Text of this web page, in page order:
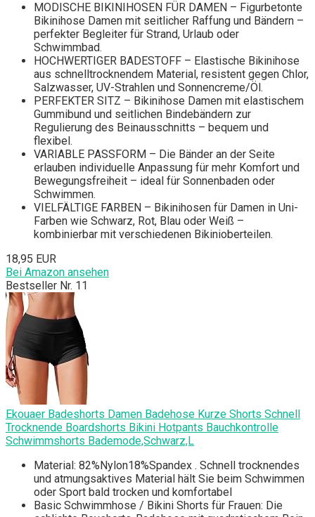
MODISCHE BIKINIHOSEN FÜR DAMEN – Figurbetonte
Bikinihose Damen mit seitlicher Raffung und Bändern –
perfekter Begleiter für Strand, Urlaub oder
Schwimmbad.
HOCHWERTIGER BADESTOFF – Elastische Bikinihose
aus schnelltrocknendem Material, resistent gegen Chlor,
Salzwasser, UV-Strahlen und Sonnencreme/Öl.
PERFEKTER SITZ – Bikinihose Damen mit elastischem
Gummibund und seitlichen Bindebändern zur
Regulierung des Beinausschnitts – bequem und
flexibel.
VARIABLE PASSFORM – Die Bänder an der Seite
erlauben individuelle Anpassung für mehr Komfort und
Bewegungsfreiheit – ideal für Sonnenbaden oder
Schwimmen.
VIELFÄLTIGE FARBEN – Bikinihosen für Damen in Uni-
Farben wie Schwarz, Rot, Blau oder Weiß –
kombinierbar mit verschiedenen Bikinioberteilen.
18,95 EUR
Bei Amazon ansehen
Bestseller Nr. 11
Ekouaer Badeshorts Damen Badehose Kurze Shorts Schnell
Trocknende Boardshorts Bikini Hotpants Bauchkontrolle
Schwimmshorts Bademode,Schwarz,L
Material: 82%Nylon18%Spandex . Schnell trocknendes
und atmungsaktives Material hält Sie beim Schwimmen
oder Sport bald trocken und komfortabel
Basic Schwimmhose / Bikini Shorts für Frauen: Die